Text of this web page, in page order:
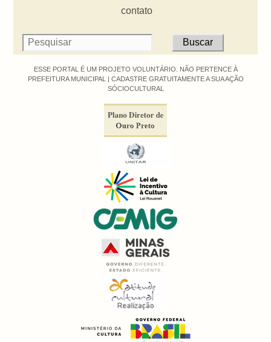
contato
ESSE PORTAL É UM PROJETO VOLUNTÁRIO. NÃO PERTENCE À
PREFEITURA MUNICIPAL | CADASTRE GRATUITAMENTE A SUA AÇÃO
SÓCIOCULTURAL